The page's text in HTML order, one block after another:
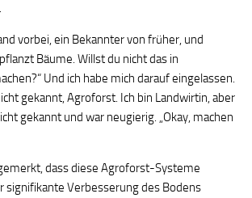
vorbei, ein Bekannter von früher, und
Bäume. Willst du nicht das in
Und ich habe mich darauf eingelassen.
gekannt, Agroforst. Ich bin Landwirtin, aber
gekannt und war neugierig. „Okay, machen
dass diese Agroforst-Systeme
signifikante Verbesserung des Bodens